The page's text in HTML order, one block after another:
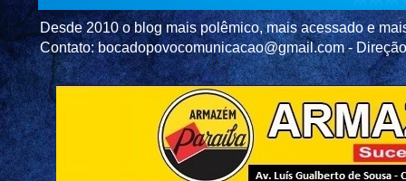
Desde 2010 o blog mais polêmico, mais acessado e
Contato: bocadopovocomunicacao@gmail.com -